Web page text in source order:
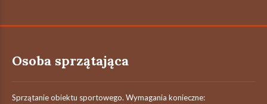
Osoba sprzątająca
Sprzątanie obiektu sportowego. Wymagania konieczne: